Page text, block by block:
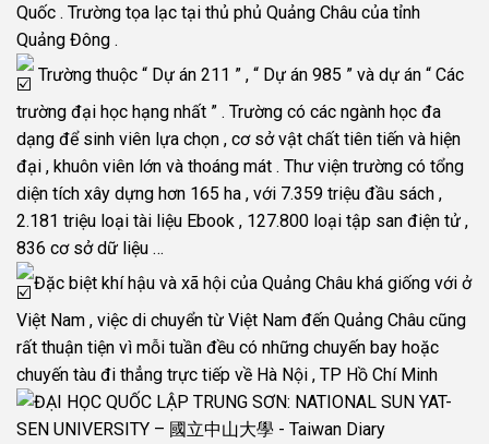
Quốc . Trường tọa lạc tại thủ phủ Quảng Châu của tỉnh
Quảng Đông .
Trường thuộc “ Dự án 211 ” , “ Dự án 985 ” và dự án “ Các
trường đại học hạng nhất ” . Trường có các ngành học đa
dạng để sinh viên lựa chọn , cơ sở vật chất tiên tiến và hiện
đại , khuôn viên lớn và thoáng mát . Thư viện trường có tổng
diện tích xây dựng hơn 165 ha , với 7.359 triệu đầu sách ,
2.181 triệu loại tài liệu Ebook , 127.800 loại tập san điện tử ,
836 cơ sở dữ liệu …
Đặc biệt khí hậu và xã hội của Quảng Châu khá giống với ở
Việt Nam , việc di chuyển từ Việt Nam đến Quảng Châu cũng
rất thuận tiện vì mỗi tuần đều có những chuyến bay hoặc
chuyến tàu đi thẳng trực tiếp về Hà Nội , TP Hồ Chí Minh